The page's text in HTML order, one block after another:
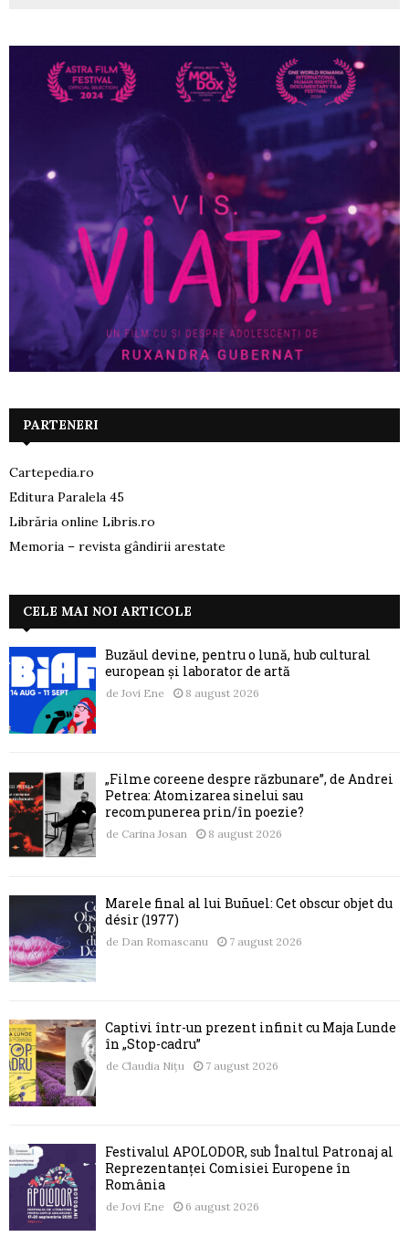
PARTENERI
Cartepedia.ro
Editura Paralela 45
Librăria online Libris.ro
Memoria – revista gândirii arestate
CELE MAI NOI ARTICOLE
Buzăul devine, pentru o lună, hub cultural
european și laborator de artă
de Jovi Ene 8 august 2026
„Filme coreene despre răzbunare”, de Andrei
Petrea: Atomizarea sinelui sau
recompunerea prin/în poezie?
de Carina Josan 8 august 2026
Marele final al lui Buñuel: Cet obscur objet du
désir (1977)
de Dan Romascanu 7 august 2026
Captivi într-un prezent infinit cu Maja Lunde
în „Stop-cadru”
de Claudia Nițu 7 august 2026
Festivalul APOLODOR, sub Înaltul Patronaj al
Reprezentanței Comisiei Europene în
România
de Jovi Ene 6 august 2026